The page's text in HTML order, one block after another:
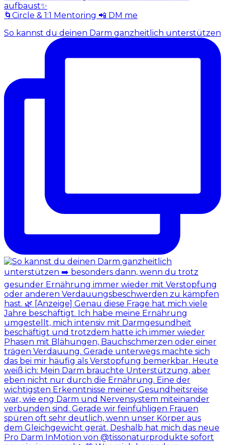
aufbaust✨
🌀Circle & 1:1 Mentoring 📲 DM me
So kannst du deinen Darm ganzheitlich unterstützen